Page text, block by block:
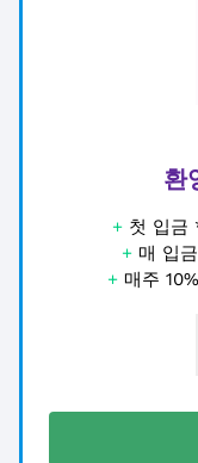
환
+ 첫 입금
+ 매 입
+ 매주